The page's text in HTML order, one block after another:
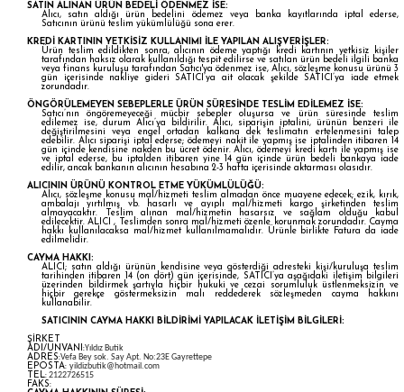
SATIN ALINAN ÜRÜN BEDELİ ÖDENMEZ İSE:
Alıcı, satın aldığı ürün bedelini ödemez veya banka kayıtlarında iptal ederse,
Satıcının ürünü teslim yükümlülüğü sona erer.
KREDİ KARTININ YETKİSİZ KULLANIMI İLE YAPILAN ALIŞVERİŞLER:
Ürün teslim edildikten sonra, alıcının ödeme yaptığı kredi kartının yetkisiz kişiler
tarafından haksız olarak kullanıldığı tespit edilirse ve satılan ürün bedeli ilgili banka
veya finans kuruluşu tarafından Satıcı'ya ödenmez ise, Alıcı, sözleşme konusu ürünü 3
gün içerisinde nakliye gideri SATICI’ya ait olacak şekilde SATICI’ya iade etmek
zorundadır.
ÖNGÖRÜLEMEYEN SEBEPLERLE ÜRÜN SÜRESİNDE TESLİM EDİLEMEZ İSE:
Satıcı’nın öngöremeyeceği mücbir sebepler oluşursa ve ürün süresinde teslim
edilemez ise, durum Alıcı’ya bildirilir. Alıcı, siparişin iptalini, ürünün benzeri ile
değiştirilmesini veya engel ortadan kalkana dek teslimatın ertelenmesini talep
edebilir. Alıcı siparişi iptal ederse; ödemeyi nakit ile yapmış ise iptalinden itibaren 14
gün içinde kendisine nakden bu ücret ödenir. Alıcı, ödemeyi kredi kartı ile yapmış ise
ve iptal ederse, bu iptalden itibaren yine 14 gün içinde ürün bedeli bankaya iade
edilir, ancak bankanın alıcının hesabına 2-3 hafta içerisinde aktarması olasıdır.
ALICININ ÜRÜNÜ KONTROL ETME YÜKÜMLÜLÜĞÜ:
Alıcı, sözleşme konusu mal/hizmeti teslim almadan önce muayene edecek; ezik, kırık,
ambalajı yırtılmış vb. hasarlı ve ayıplı mal/hizmeti kargo şirketinden teslim
almayacaktır. Teslim alınan mal/hizmetin hasarsız ve sağlam olduğu kabul
edilecektir. ALICI , Teslimden sonra mal/hizmeti özenle korunmak zorundadır. Cayma
hakkı kullanılacaksa mal/hizmet kullanılmamalıdır. Ürünle birlikte Fatura da iade
edilmelidir.
CAYMA HAKKI:
ALICI; satın aldığı ürünün kendisine veya gösterdiği adresteki kişi/kuruluşa teslim
tarihinden itibaren 14 (on dört) gün içerisinde, SATICI’ya aşağıdaki iletişim bilgileri
üzerinden bildirmek şartıyla hiçbir hukuki ve cezai sorumluluk üstlenmeksizin ve
hiçbir gerekçe göstermeksizin malı reddederek sözleşmeden cayma hakkını
kullanabilir.
SATICININ CAYMA HAKKI BİLDİRİMİ YAPILACAK İLETİŞİM BİLGİLERİ:
ŞİRKET
ADI/UNVANI:Yıldız Butik
ADRES:Vefa Bey sok. Say Apt. No:23E Gayrettepe
EPOSTA: yildizbutik@hotmail.com
TEL:2122726515
FAKS: